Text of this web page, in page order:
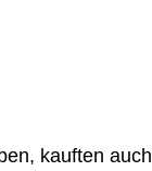
kauften